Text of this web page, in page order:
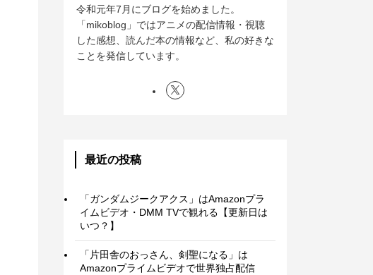
令和元年7月にブログを始めました。
「mikoblog」ではアニメの配信情報・視聴
した感想、読んだ本の情報など、私の好きな
ことを発信しています。
最近の投稿
「ガンダムジークアクス」はAmazonプラ
イムビデオ・DMM TVで観れる【更新日は
いつ？】
「片田舎のおっさん、剣聖になる」は
Amazonプライムビデオで世界独占配信